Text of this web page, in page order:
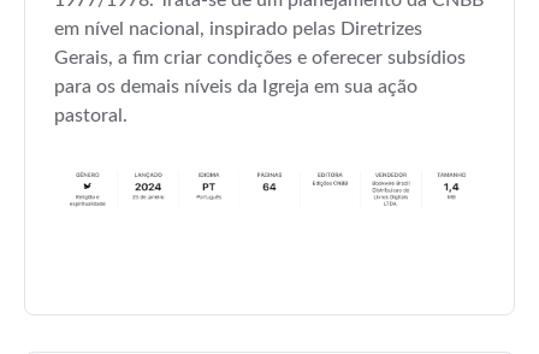
em nível nacional, inspirado pelas Diretrizes
Gerais, a fim criar condições e oferecer subsídios
para os demais níveis da Igreja em sua ação
pastoral.